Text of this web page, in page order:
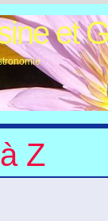
et
Z